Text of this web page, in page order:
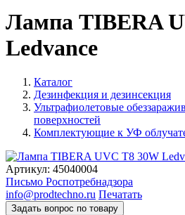
Лампа TIBERA
Ledvance
Каталог
Дезинфекция и дезинсекция
Ультрафиолетовые
поверхностей
Комплектующие к УФ
Артикул: 45040004
Письмо Роспотребнадзора
info@prodtechno.ru Печатать
Задать вопрос по товару